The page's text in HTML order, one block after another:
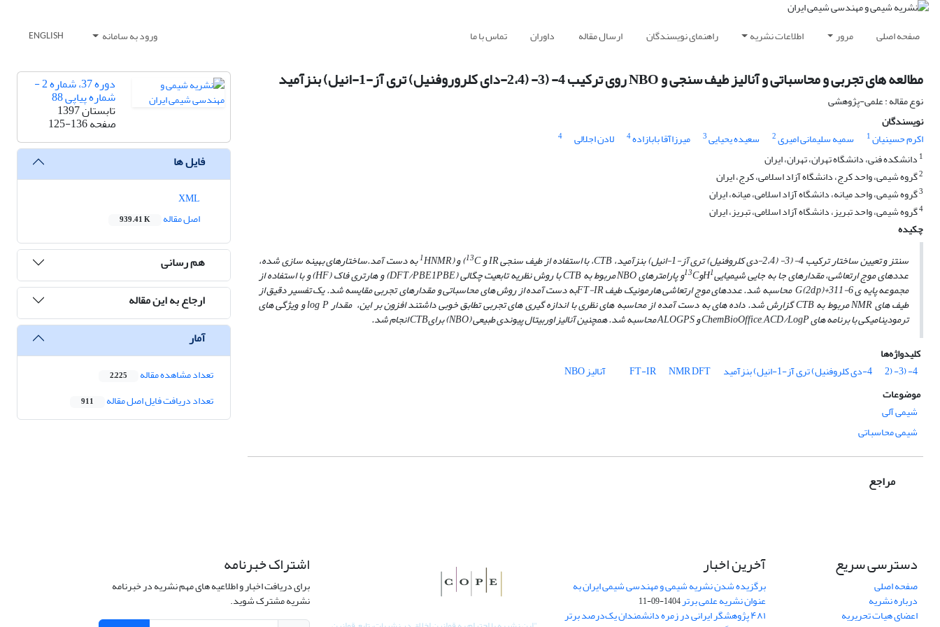
صفحه اصلی مرور اطلاعات نشریه راهنمای نویسندگان ارسال مقاله داوران تماس با ما ورود به سامانه ENGLISH
مطالعه های تجربی و محاسباتی و آنالیز طیف سنجی و NBO روی ترکیب 4- (3- (2،4-دای کلروروفنیل) تری آز-1-انیل) بنزآمید
نوع مقاله : علمی-پژوهشی
نویسندگان
اکرم حسینیان1 سمیه سلیمانی امیری2 سعیده یحیایی3 میرزاآقا بابازاده4 لادن اجلالی
4
1 دانشکده فنی، دانشگاه تهران، تهران، ایران
2گروه شیمی، واحد کرج، دانشگاه آزاد اسلامی، کرج، ایران
3گروه شیمی، واحد میانه، دانشگاه آزاد اسلامی، میانه، ایران
4گروه شیمی، واحد تبریز، دانشگاه آزاد اسلامی، تبریز، ایران
چکیده
سنتز و تعیین ساختار ترکیب4- (3- (2،4 -دی کلروفنیل) تری آز-1- انیل) بنزآمید،CTB،با استفاده از طیف سنجیIRو 13C) و(
1HNMR به ­دست آمد.ساختارهای بهینه سازی شده،
عددهای موج ارتعاشی، مقدارهای جا به­ جایی شیمیایی H1 و 13C و پارامترهایNBOمربوط بهCTBبا روش­ نظریه تابعیت چگالی(
DFT/PBE1PBE
)و هارتری فاک(HF) و با استفاده از
مجموعه پایه­ ی6-311+G(2d,p) محاسبه شد. عددهای موج ارتعاشی هارمونیکطیفFT-IRبه­ دست آمده از روش­ های محاسباتی و مقدارهای تجربی مقایسه شد. یک تفسیر دقیق از
طیف­ هایNMRمربوط بهCTBگزارش شد. داده­ های به­ دست آمده از محاسبه­ های نظری با اندازه گیری­ های تجربی تطابق خوبی داشتند افزون بر این، مقدارlog Pو ویژگی­ های
ترمودینامیکی با برنامه­ های ,ACD/LogP وALOGPSمحاسبه شد. همچنین آنالیزاوربیتال پیوندی طبیعی (NBO
)برایCTBانجام شد.
کلیدواژه‌ها
4- (3- (2
4-دی کلروفنیل) تری آز-1-انیل) بنزآمید FT-IR NMRDFT
آنالیز NBO
موضوعات
شیمی آلی
شیمی محاسباتی
مراجع
دوره 37، شماره 2 -
شماره پیاپی 88
تابستان 1397
صفحه125-136
فایل ها
اصل مقاله
939.41 K
هم رسانی
ارجاع به این مقاله
آمار
تعداد مشاهده مقاله 2,225
تعداد دریافت فایل اصل مقاله 911
دسترسی سریع
صفحه اصلی
درباره نشریه
اعضای هیات تحریریه
آخرین اخبار
برگزیده شدن نشریه شیمی و مهندسی شیمی ایران به
عنوان نشریه علمی برتر1404-09-11
۴۸۱ پژوهشگر ایرانی در زمره دانشمندان یک‌درصد برتر
اشتراک خبرنامه
برای دریافت اخبار و اطلاعیه های مهم نشریه در خبرنامه
نشریه مشترک شوید.